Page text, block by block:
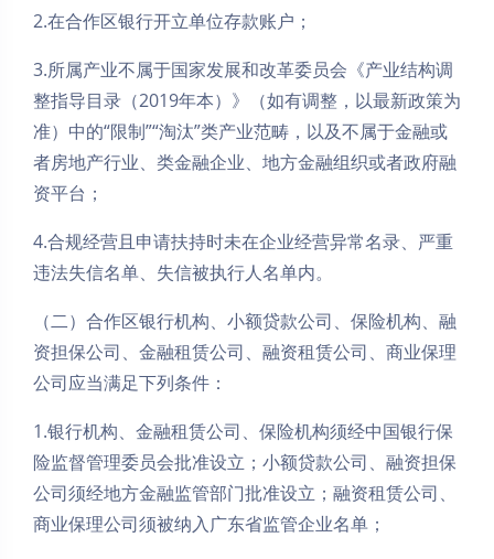
2.在合作区银行开立单位存款账户；
3.所属产业不属于国家发展和改革委员会《产业结构调
整指导目录（2019年本）》（如有调整，以最新政策为
准）中的“限制”“淘汰”类产业范畴，以及不属于金融或
者房地产行业、类金融企业、地方金融组织或者政府融
资平台；
4.合规经营且申请扶持时未在企业经营异常名录、严重
违法失信名单、失信被执行人名单内。
（二）合作区银行机构、小额贷款公司、保险机构、融
资担保公司、金融租赁公司、融资租赁公司、商业保理
公司应当满足下列条件：
1.银行机构、金融租赁公司、保险机构须经中国银行保
险监督管理委员会批准设立；小额贷款公司、融资担保
公司须经地方金融监管部门批准设立；融资租赁公司、
商业保理公司须被纳入广东省监管企业名单；